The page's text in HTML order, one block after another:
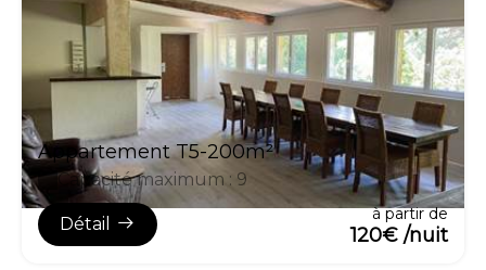
Appartement T5-200m²
Capacité maximum : 9
Détail
à partir de
120€ /nuit